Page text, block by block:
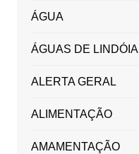
ÁGUA
ÁGUAS DE LINDÓIA
ALERTA GERAL
ALIMENTAÇÃO
AMAMENTAÇÃO